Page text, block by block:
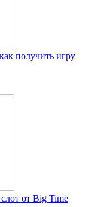
получить игру
от Big Time